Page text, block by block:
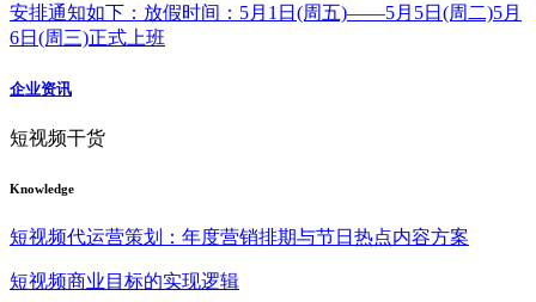
安排通知如下：放假时间：5月1日(周五)——5月5日(周二)5月
6日(周三)正式上班
企业资讯
短视频干货
Knowledge
短视频代运营策划：年度营销排期与节日热点内容方案
短视频商业目标的实现逻辑